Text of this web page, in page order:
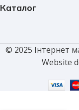
Каталог
© 2025 Інтернет
Website